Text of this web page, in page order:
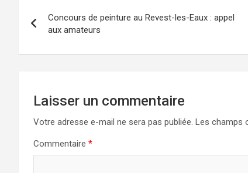
de
l’article
Concours de peinture au Revest-les-Eaux : appel
aux amateurs
Laisser un commentaire
Votre adresse e-mail ne sera pas publiée. Les champs
Commentaire *